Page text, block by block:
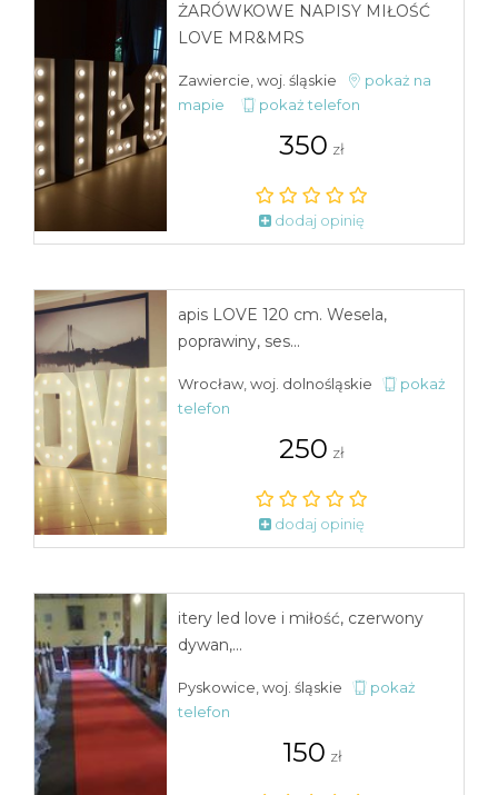
ŻARÓWKOWE NAPISY MIŁOŚĆ
LOVE MR&MRS
Zawiercie, woj. śląskie
pokaż na
mapie
pokaż telefon
350 zł
dodaj opinię
apis LOVE 120 cm. Wesela,
poprawiny, ses...
Wrocław, woj. dolnośląskie
pokaż
telefon
250 zł
dodaj opinię
itery led love i miłość, czerwony
dywan,...
Pyskowice, woj. śląskie
pokaż
telefon
150 zł